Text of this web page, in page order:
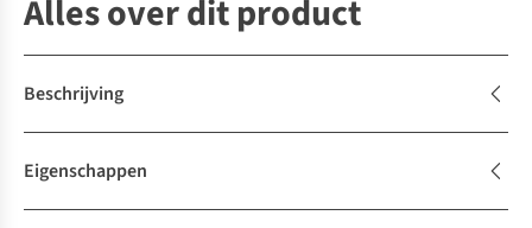
Alles over dit product
Beschrijving
Eigenschappen